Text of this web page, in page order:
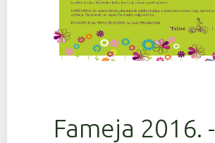
Fameja 2016. -